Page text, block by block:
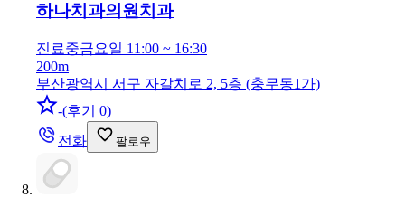
하나치과의원 치과
진료중금요일 11:00 ~ 16:30
200m
부산광역시 서구 자갈치로 2, 5층 (충무동1가)
-(후기 0)
전화
팔로우